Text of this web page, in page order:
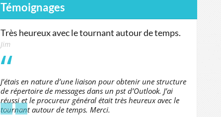
Témoignages
Très heureux avec le tournant autour de temps.
Jim
J’étais en nature d’une liaison pour obtenir une structure
de répertoire de messages dans un pst d’Outlook. J’ai
réussi et le procureur général était très heureux avec le
tournant autour de temps. Merci.
← →